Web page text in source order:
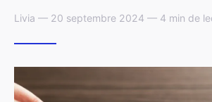
Livia — 20 septembre 2024 — 4 min de